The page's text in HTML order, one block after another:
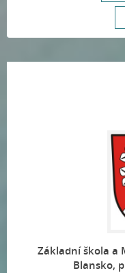
Základní škola a
Blansko,